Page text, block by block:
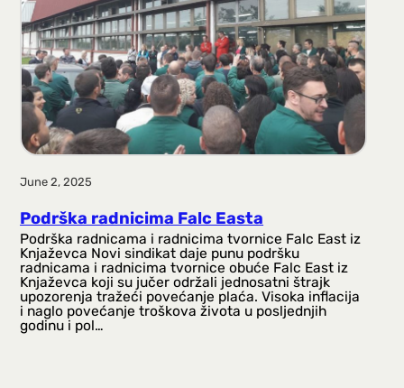
June 2, 2025
Podrška radnicima Falc Easta
Podrška radnicama i radnicima tvornice Falc East iz
Knjaževca Novi sindikat daje punu podršku
radnicama i radnicima tvornice obuće Falc East iz
Knjaževca koji su jučer održali jednosatni štrajk
upozorenja tražeći povećanje plaća. Visoka inflacija
i naglo povećanje troškova života u posljednjih
godinu i pol…